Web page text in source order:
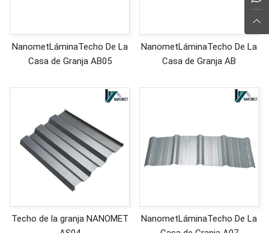
NanometLáminaTecho De La
Casa de Granja AB05
NanometLáminaTecho De La
Casa de Granja AB
Techo de la granja NANOMET
NanometLáminaTecho De La